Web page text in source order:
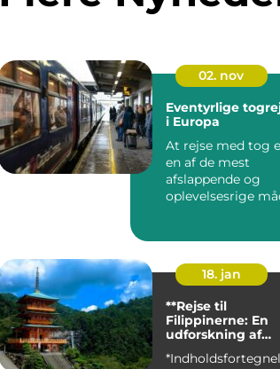
02. nov
Eventyrlige
i Europa
At rejse med tog
en af de mest
afslappende og
oplevelsesrige
18. jan
**Rejse til
Filippinerne: En
udforskning af